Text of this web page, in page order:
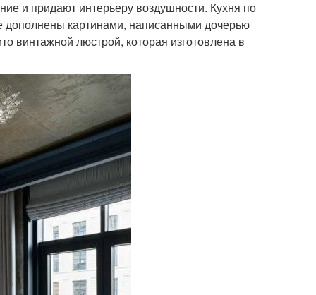
и придают интерьеру воздушности. Кухня по
дополнены картинами, написанными дочерью
винтажной люстрой, которая изготовлена в